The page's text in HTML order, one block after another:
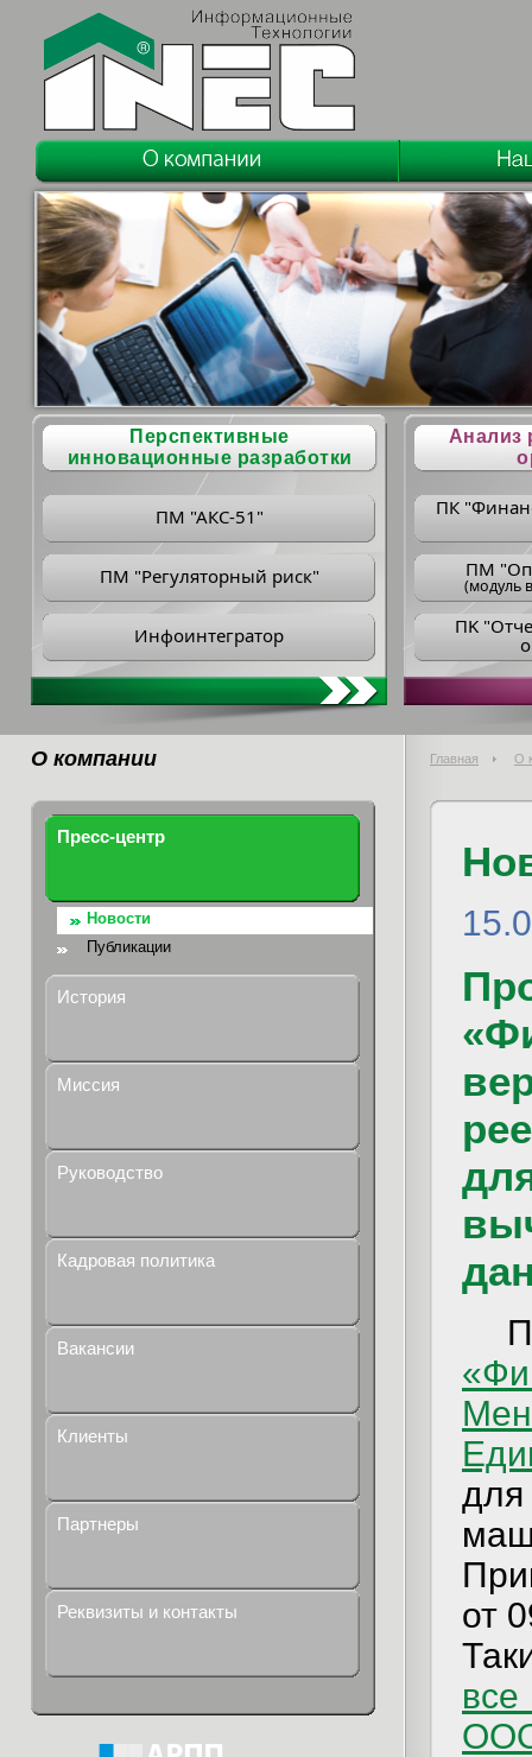
Перспективные
инновационные разработки
ПМ "АКС-51"
ПМ "Регуляторный риск"
Инфоинтегратор
Анализ
ПК
ПM
(модуль
ПK
О компании Главная О
Пресс-центр
Новости
Публикации
История
Миссия
Руководство
Кадровая политика
Вакансии
Клиенты
Партнеры
Реквизиты и контакты
от